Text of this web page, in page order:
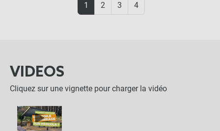
1 2 3 4
VIDEOS
Cliquez sur une vignette pour charger la vidéo